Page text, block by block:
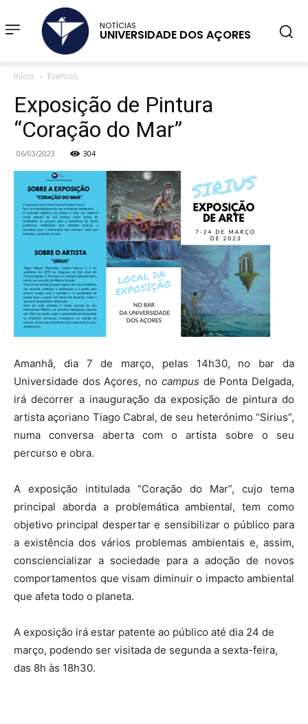
NOTÍCIAS
UNIVERSIDADE DOS AÇORES
Início Eventos
Exposição de Pintura
“Coração do Mar”
06/03/2023 304
Amanhã, dia 7 de março, pelas 14h30, no bar da
Universidade dos Açores, no campus de Ponta Delgada,
irá decorrer a inauguração da exposição de pintura do
artista açoriano Tiago Cabral, de seu heterónimo “Sirius”,
numa conversa aberta com o artista sobre o seu
percurso e obra.
A exposição intitulada “Coração do Mar”, cujo tema
principal aborda a problemática ambiental, tem como
objetivo principal despertar e sensibilizar o público para
a existência dos vários problemas ambientais e, assim,
consciencializar a sociedade para a adoção de novos
comportamentos que visam diminuir o impacto ambiental
que afeta todo o planeta.
A exposição irá estar patente ao público até dia 24 de
março, podendo ser visitada de segunda a sexta-feira,
das 8h às 18h30.